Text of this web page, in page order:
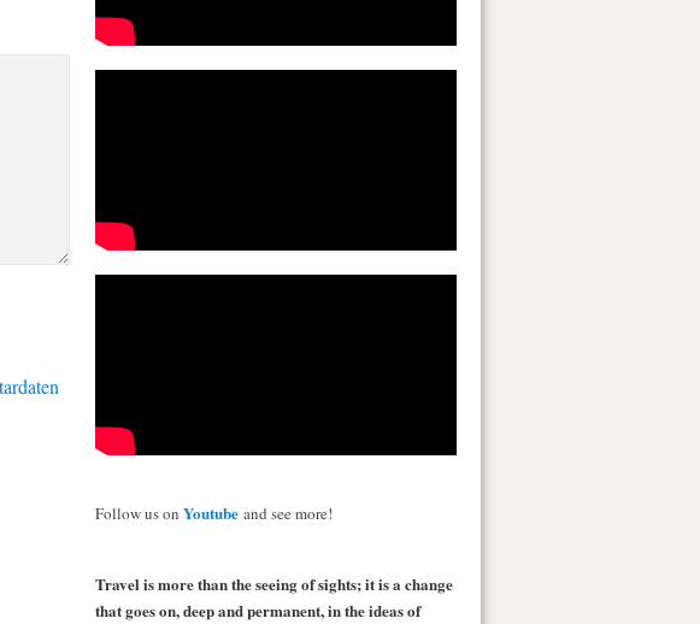
Follow us on Youtube and see more!
Travel is more than the seeing of sights; it is a change
that goes on, deep and permanent, in the ideas of